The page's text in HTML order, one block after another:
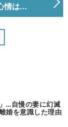
情は...
…自慢の妻に幻滅
婚を意識した理由